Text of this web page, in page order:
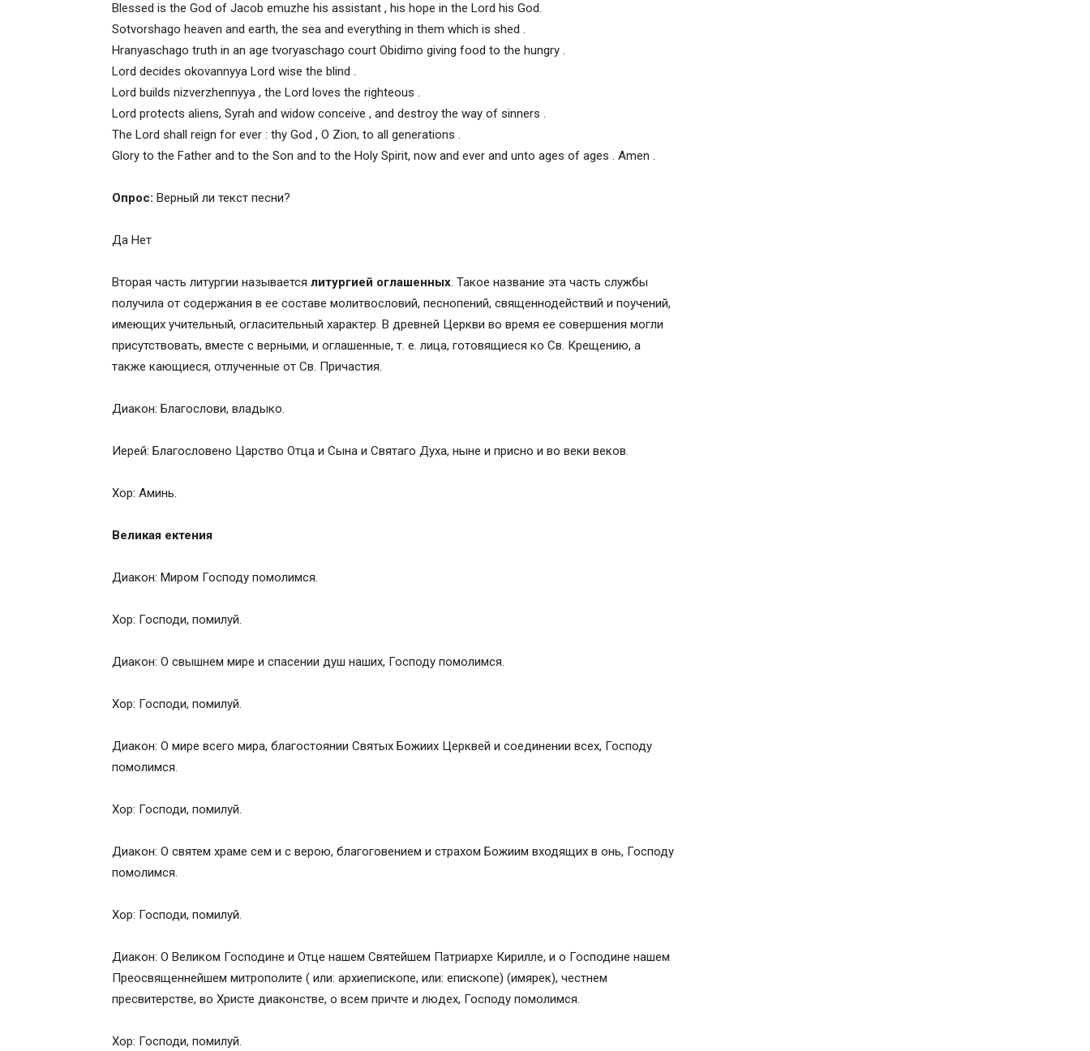
Blessed is the God of Jacob emuzhe his assistant , his hope in the Lord his God.
Sotvorshago heaven and earth, the sea and everything in them which is shed .
Hranyaschago truth in an age tvoryaschago court Obidimo giving food to the hungry .
Lord decides okovannyya Lord wise the blind .
Lord builds nizverzhennyya , the Lord loves the righteous .
Lord protects aliens, Syrah and widow conceive , and destroy the way of sinners .
The Lord shall reign for ever : thy God , O Zion, to all generations .
Glory to the Father and to the Son and to the Holy Spirit, now and ever and unto ages of ages . Amen .
Опрос: Верный ли текст песни?
Да Нет
Вторая часть литургии называется литургией оглашенных. Такое название эта часть службы
получила от содержания в ее составе молитвословий, песнопений, священнодействий и поучений,
имеющих учительный, огласительный характер. В древней Церкви во время ее совершения могли
присутствовать, вместе с верными, и оглашенные, т. е. лица, готовящиеся ко Св. Крещению, а
также кающиеся, отлученные от Св. Причастия.
Диакон: Благослови, владыко.
Иерей: Благословено Царство Отца и Сына и Святаго Духа, ныне и присно и во веки веков.
Хор: Аминь.
Великая ектения
Диакон: Миром Господу помолимся.
Хор: Господи, помилуй.
Диакон: О свышнем мире и спасении душ наших, Господу помолимся.
Хор: Господи, помилуй.
Диакон: О мире всего мира, благостоянии Святых Божиих Церквей и соединении всех, Господу
помолимся.
Хор: Господи, помилуй.
Диакон: О святем храме сем и с верою, благоговением и страхом Божиим входящих в онь, Господу
помолимся.
Хор: Господи, помилуй.
Диакон: О Великом Господине и Отце нашем Святейшем Патриархе Кирилле, и о Господине нашем
Преосвященнейшем митрополите ( или: архиепископе, или: епископе) (имярек), честнем
пресвитерстве, во Христе диаконстве, о всем причте и людех, Господу помолимся.
Хор: Господи, помилуй.